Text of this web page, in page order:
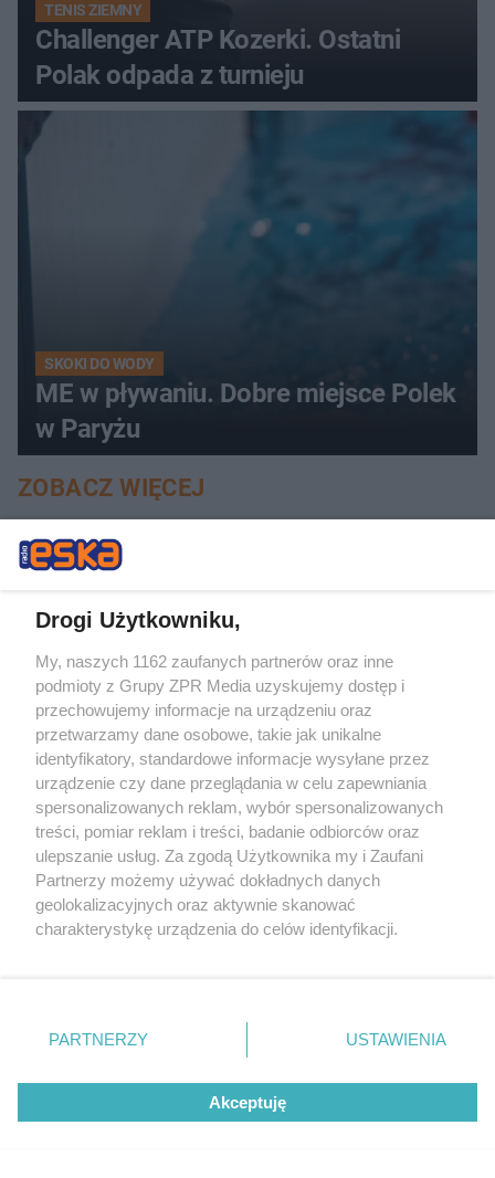
TENIS ZIEMNY
Challenger ATP Kozerki. Ostatni
Polak odpada z turnieju
SKOKI DO WODY
ME w pływaniu. Dobre miejsce Polek
w Paryżu
ZOBACZ WIĘCEJ
Drogi Użytkowniku,
My, naszych 1162 zaufanych partnerów oraz inne
podmioty z Grupy ZPR Media uzyskujemy dostęp i
przechowujemy informacje na urządzeniu oraz
przetwarzamy dane osobowe, takie jak unikalne
identyfikatory, standardowe informacje wysyłane przez
urządzenie czy dane przeglądania w celu zapewniania
spersonalizowanych reklam, wybór spersonalizowanych
treści, pomiar reklam i treści, badanie odbiorców oraz
ulepszanie usług. Za zgodą Użytkownika my i Zaufani
Partnerzy możemy używać dokładnych danych
geolokalizacyjnych oraz aktywnie skanować
charakterystykę urządzenia do celów identyfikacji.
zmienić/wycofać klikając przycisk ustawień prywatności
znajdujący się w lewym dolnym rogu strony
rodzaje przetwarzania danych nie wymagają zgody
użytkownika, ale masz prawo sprzeciwić się takiemu
przetwarzaniu. Preferencje będą miały zastosowanie tylko
PARTNERZY USTAWIENIA
Akceptuję